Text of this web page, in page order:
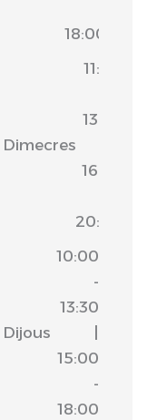
18:00
Dimecres
11:00
13:30
16:30
20:00
Dijous
10:00
-
13:30
15:00
-
18:00